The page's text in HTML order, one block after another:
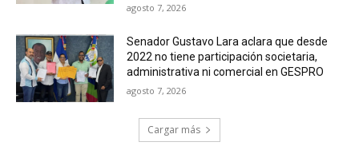
agosto 7, 2026
Senador Gustavo Lara aclara que desde
2022 no tiene participación societaria,
administrativa ni comercial en GESPRO
agosto 7, 2026
Cargar más